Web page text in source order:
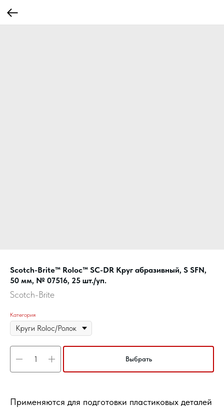
Scotch-Brite™ Roloc™ SC-DR Круг абразивный, S SFN,
50 мм, № 07516, 25 шт./уп.
Scotch-Brite
Категория
Выбрать
Применяются для подготовки пластиковых деталей